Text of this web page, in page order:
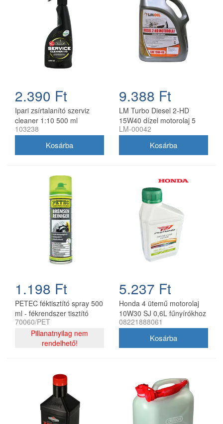
2.390 Ft
Ipari zsírtalanító szerviz
cleaner 1:10 500 ml
szórófejjel
103238
9.388 Ft
LM Turbo Diesel 2-HD
15W40 dízel motorolaj 5
liter
LM-00042
1.198 Ft
PETEC féktisztító spray 500
ml - fékrendszer tisztító
aeroszol
70060/PET
Pillanatnyilag nem
rendelhető!
5.237 Ft
Honda 4 ütemű motorolaj
10W30 SJ 0,6L fűnyírókhoz
08221888061